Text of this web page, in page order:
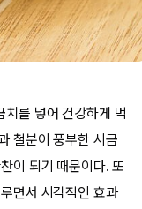
치를 넣어 건강하게 먹
철분이 풍부한 시금
이 되기 때문이다. 또
면서 시각적인 효과